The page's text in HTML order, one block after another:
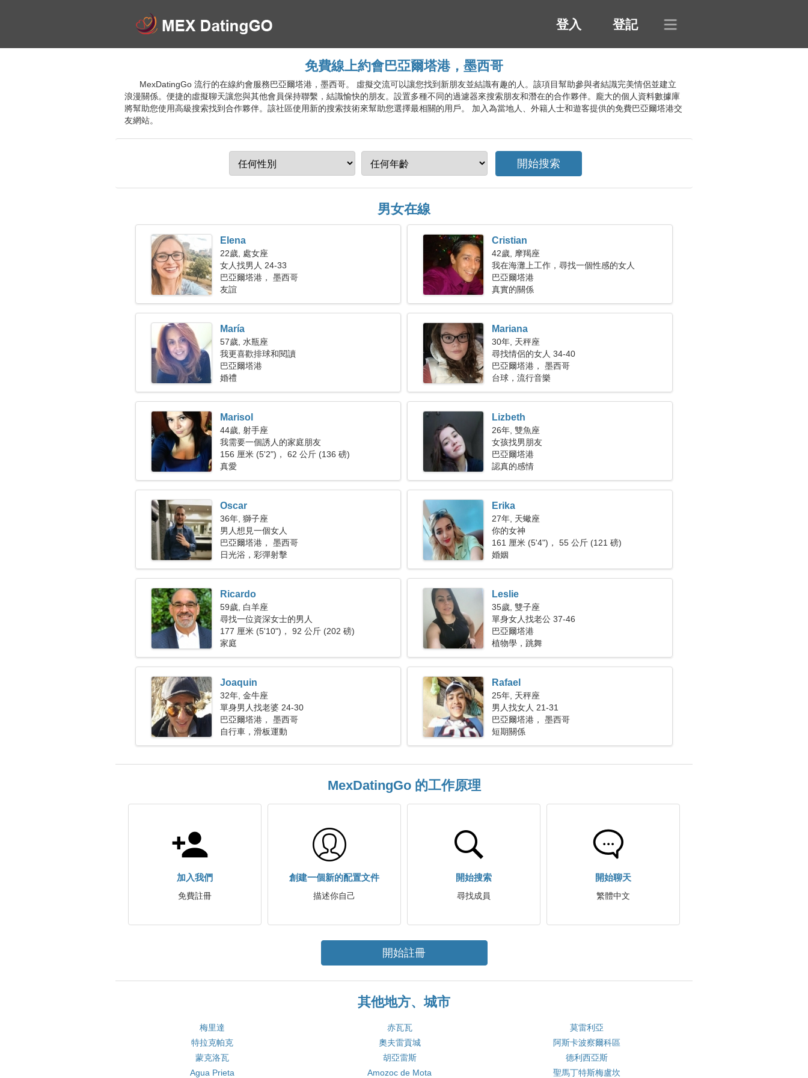
登入 登記
免費線上約會巴亞爾塔港，墨西哥
MexDatingGo 流行的在線約會服務巴亞爾塔港，墨西哥。 虛擬交流可以讓您找到新朋友並結識有趣的人。該項目幫助參與者結識完美情侶並建立
浪漫關係。便捷的虛擬聊天讓您與其他會員保持聯繫，結識愉快的朋友。設置多種不同的過濾器來搜索朋友和潛在的合作夥伴。龐大的個人資料數據庫
將幫助您使用高級搜索找到合作夥伴。該社區使用新的搜索技術來幫助您選擇最相關的用戶。 加入為當地人、外籍人士和遊客提供的免費巴亞爾塔港交
友網站。
男女在線
Elena
22歲, 處女座
女人找男人 24-33
巴亞爾塔港， 墨西哥
友誼
Cristian
42歲, 摩羯座
我在海灘上工作，尋找一個性感的女人
巴亞爾塔港
真實的關係
María
57歲, 水瓶座
我更喜歡排球和閱讀
巴亞爾塔港
婚禮
Mariana
30年, 天秤座
尋找情侶的女人 34-40
巴亞爾塔港， 墨西哥
台球，流行音樂
Marisol
44歲, 射手座
我需要一個誘人的家庭朋友
156 厘米 (5'2")， 62 公斤 (136 磅)
真愛
Lizbeth
26年, 雙魚座
女孩找男朋友
巴亞爾塔港
認真的感情
Oscar
36年, 獅子座
男人想見一個女人
巴亞爾塔港， 墨西哥
日光浴，彩彈射擊
Erika
27年, 天蠍座
你的女神
161 厘米 (5'4")， 55 公斤 (121 磅)
婚姻
Ricardo
59歲, 白羊座
尋找一位資深女士的男人
177 厘米 (5'10")， 92 公斤 (202 磅)
家庭
Leslie
35歲, 雙子座
單身女人找老公 37-46
巴亞爾塔港
植物學，跳舞
Joaquin
32年, 金牛座
單身男人找老婆 24-30
巴亞爾塔港， 墨西哥
自行車，滑板運動
Rafael
25年, 天秤座
男人找女人 21-31
巴亞爾塔港， 墨西哥
短期關係
MexDatingGo 的工作原理
加入我們
免費註冊
創建一個新的配置文件
描述你自己
開始搜索
尋找成員
開始聊天
繁體中文
開始註冊
其他地方、城市
梅里達 赤瓦瓦
莫雷利亞
特拉克帕克
奧夫雷貢城
阿斯卡波察爾科區
蒙克洛瓦
胡亞雷斯
德利西亞斯
Agua Prieta
Amozoc de Mota 聖馬丁特斯梅盧坎